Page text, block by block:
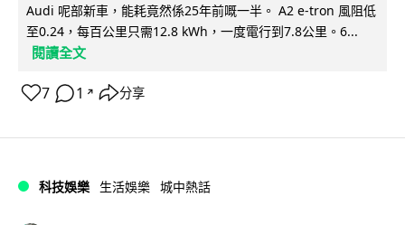
Audi 呢部新車，能耗竟然係25年前嘅一半。 A2 e-tron 風阻低
至0.24，每百公里只需12.8 kWh，一度電行到7.8公里。6...
閱讀全文
7 1 ↗ 分享
科技娛樂 生活娛樂 城中熱話